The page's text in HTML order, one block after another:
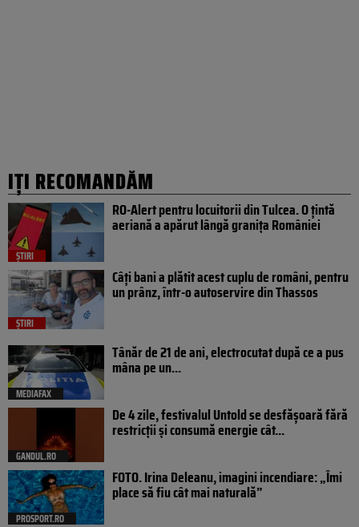
IȚI RECOMANDĂM
ȘTIRI
RO-Alert pentru locuitorii din Tulcea. O țintă
aeriană a apărut lângă granița României
ȘTIRI
Câți bani a plătit acest cuplu de români, pentru
un prânz, într-o autoservire din Thassos
MEDIAFAX
Tânăr de 21 de ani, electrocutat după ce a pus
mâna pe un...
GANDUL.RO
De 4 zile, festivalul Untold se desfășoară fără
restricții și consumă energie cât...
PROSPORT.RO
FOTO. Irina Deleanu, imagini incendiare: „Îmi
place să fiu cât mai naturală”